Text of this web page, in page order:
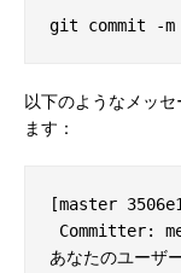
以下のようなメッ
ます：
[master
Committer:
あなたのユーザ